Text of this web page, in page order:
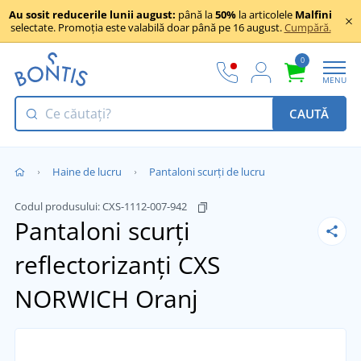
Au sosit reducerile lunii august: până la50% la articolele Malfini
selectate. Promoția este valabilă doar până pe 16 august.Cumpără.
0
MENU
CAUTĂ
Haine de lucru Pantaloni scurți de lucru
Codul produsului:CXS-1112-007-942
Pantaloni scurți
reflectorizanți CXS
NORWICH Oranj